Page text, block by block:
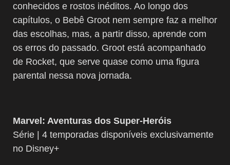
conhecidos e rostos inéditos. Ao longo dos
capítulos, o Bebê Groot nem sempre faz a melhor
das escolhas, mas, a partir disso, aprende com
os erros do passado. Groot está acompanhado
de Rocket, que serve quase como uma figura
parental nessa nova jornada.
Marvel: Aventuras dos Super-Heróis
Série | 4 temporadas disponíveis exclusivamente
no Disney+